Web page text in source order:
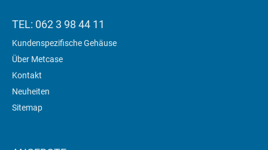
TEL: 062 3 98 44 11
Kundenspezifische Gehäuse
Über Metcase
Kontakt
Neuheiten
Sitemap